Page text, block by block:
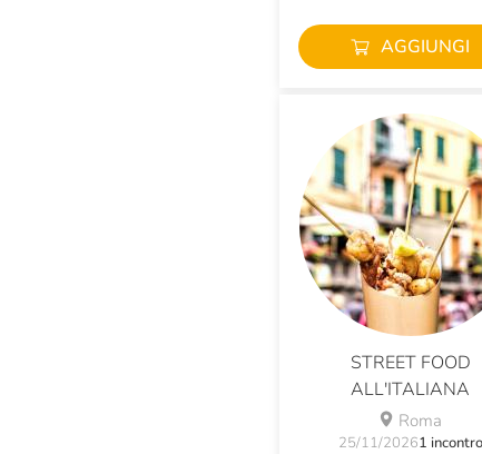
AGGIUNGI
STREET FOOD
ALL'ITALIANA
Roma
25/11/20261 incontro